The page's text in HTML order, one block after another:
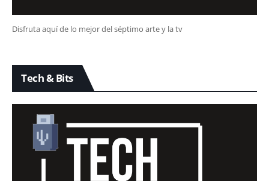
Disfruta aquí de lo mejor del séptimo arte y la tv
Tech & Bits